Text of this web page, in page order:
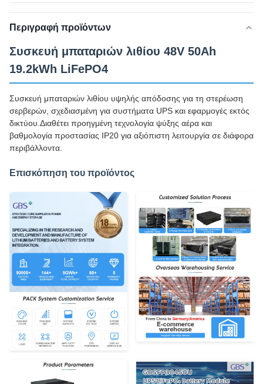
Περιγραφή προϊόντων
Συσκευή μπαταριών λιθίου 48V 50Ah
19.2kWh LiFePO4
Συσκευή μπαταριών λιθίου υψηλής απόδοσης για τη στερέωση
σερβερών, σχεδιασμένη για συστήματα UPS και εφαρμογές εκτός
δικτύου.Διαθέτει προηγμένη τεχνολογία ψύξης αέρα και
βαθμολογία προστασίας IP20 για αξιόπιστη λειτουργία σε διάφορα
περιβάλλοντα.
Επισκόπηση του προϊόντος